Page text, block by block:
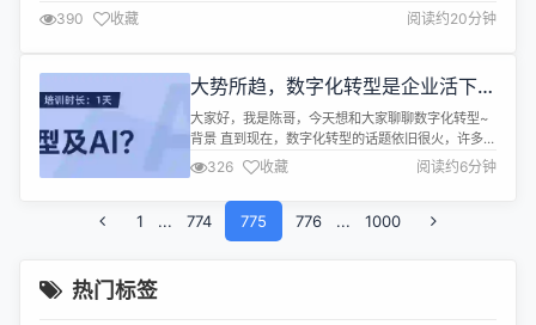
easyexcel 4.0.2 =&gt; 4.0.3 update redisson 3.34.1 =&gt;...
390 收藏 阅读约20分钟
大势所趋，数字化转型是企业活下去
的必选项
大家好，我是陈哥，今天想和大家聊聊数字化转型~
背景 直到现在，数字化转型的话题依旧很火，许多企
业都在进行数字化转型。 其实，许多企业领导者并不
清楚数字化转型意味着什么。数字化转型是否只是迁
移到云端的一种吸引人的说法？我们需要采取哪些具
体步骤？我们是否需要咨询服务来建立数字化转型框
架？这真的值得吗？ 我和我的CIO朋友们进行了深入
326 收藏 阅读约6分钟
1 ... 774 775 776 ... 1000
热门标签